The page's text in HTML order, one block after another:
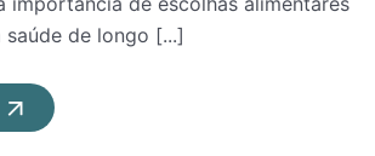
saúde de longo [...]